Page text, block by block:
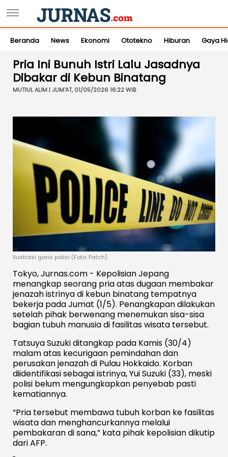
Beranda News Ekonomi Ototekno Hiburan Gaya
Pria Ini Bunuh Istri Lalu Jasadnya
Dibakar di Kebun Binatang
MUTIUL ALIM | JUM'AT, 01/05/2026 16:22 WIB
Ilustrasi garis polisi (Foto: Patch)
Tokyo, Jurnas.com - Kepolisian Jepang
menangkap seorang pria atas dugaan membakar
jenazah istrinya di kebun binatang tempatnya
bekerja pada Jumat (1/5). Penangkapan dilakukan
setelah pihak berwenang menemukan sisa-sisa
bagian tubuh manusia di fasilitas wisata tersebut.
Tatsuya Suzuki ditangkap pada Kamis (30/4)
malam atas kecurigaan pemindahan dan
perusakan jenazah di Pulau Hokkaido. Korban
diidentifikasi sebagai istrinya, Yui Suzuki (33), meski
polisi belum mengungkapkan penyebab pasti
kematiannya.
“Pria tersebut membawa tubuh korban ke fasilitas
wisata dan menghancurkannya melalui
pembakaran di sana,” kata pihak kepolisian dikutip
dari AFP.